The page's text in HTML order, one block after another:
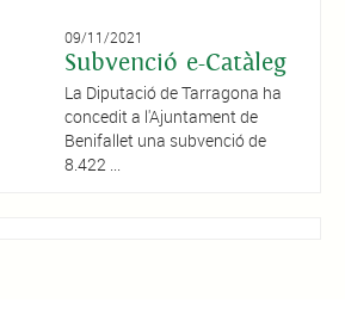
09/11/2021
Subvenció e-Catàleg
La Diputació de Tarragona ha
concedit a l'Ajuntament de
Benifallet una subvenció de
8.422 ...